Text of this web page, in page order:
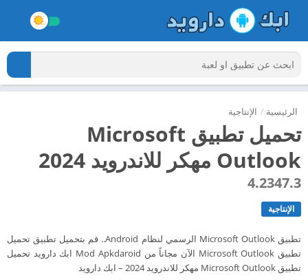
الرئيسية / الإنتاجية
تحميل تطبيق Microsoft
Outlook مهكر للاندرويد 2024
4.2347.3
الإنتاجية
تطبيق Microsoft Outlook الرسمي لنظام Android.. قم بتحميل تطبيق تحميل
تطبيق Microsoft Outlook الآن مجاناً من Mod Apkdaroid ابك دارويد تحميل
تطبيق Microsoft Outlook مهكر للاندرويد 2024 – ابك دارويد